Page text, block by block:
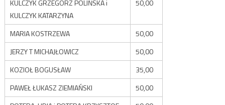
KULCZYK GRZEGORZ POLIŃSKA i
KULCZYK KATARZYNA
50,00
MARIA KOSTRZEWA
50,00
JERZY T MICHAJŁOWICZ
50,00
KOZIOŁ BOGUSŁAW
35,00
PAWEŁ ŁUKASZ ZIEMIAŃSKI
50,00